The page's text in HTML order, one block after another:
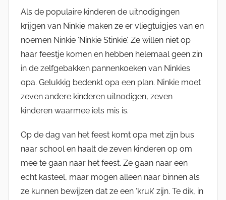
Als de populaire kinderen de uitnodigingen
krijgen van Ninkie maken ze er vliegtuigjes van en
noemen Ninkie ‘Ninkie Stinkie’. Ze willen niet op
haar feestje komen en hebben helemaal geen zin
in de zelfgebakken pannenkoeken van Ninkies
opa. Gelukkig bedenkt opa een plan. Ninkie moet
zeven andere kinderen uitnodigen, zeven
kinderen waarmee iets mis is.
Op de dag van het feest komt opa met zijn bus
naar school en haalt de zeven kinderen op om
mee te gaan naar het feest. Ze gaan naar een
echt kasteel, maar mogen alleen naar binnen als
ze kunnen bewijzen dat ze een ‘kruk’ zijn. Te dik, in